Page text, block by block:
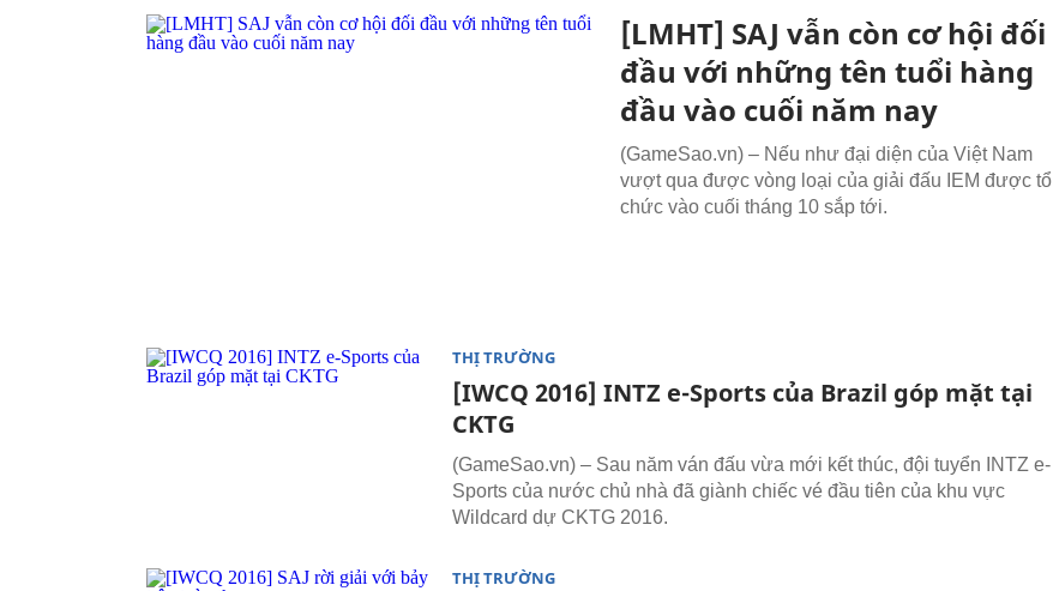
[LMHT] SAJ vẫn còn cơ hội đối
đầu với những tên tuổi hàng
đầu vào cuối năm nay
(GameSao.vn) – Nếu như đại diện của Việt Nam
vượt qua được vòng loại của giải đấu IEM được tổ
chức vào cuối tháng 10 sắp tới.
THỊ TRƯỜNG
[IWCQ 2016] INTZ e-Sports của Brazil góp mặt tại
CKTG
(GameSao.vn) – Sau năm ván đấu vừa mới kết thúc, đội tuyển INTZ e-
Sports của nước chủ nhà đã giành chiếc vé đầu tiên của khu vực
Wildcard dự CKTG 2016.
THỊ TRƯỜNG